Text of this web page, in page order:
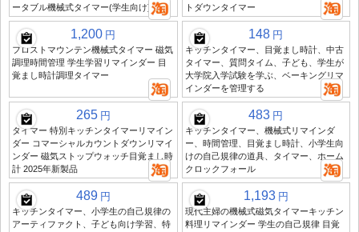
ータブル機械式タイマー(学生向け)
トダウンタイマー
1,200 円
フロストマウンテン機械式タイマー 磁気
調理時間管理 学生学習リマインダー 目
覚まし時計調理タイマー
148 円
キッチンタイマー、目覚まし時計、中古
タイマー、質問タイム、子ども、学生が
大学院入学試験を学ぶ、ベーキングリマ
インダーを管理する
265 円
タイマー 特別キッチンタイマーリマイン
ダー コマーシャルカウントダウンリマイ
ンダー 磁気ストップウォッチ目覚まし時
計 2025年新製品
483 円
キッチンタイマー、機械式リマインダ
ー、時間管理、目覚まし時計、小学生向
けの自己規律の道具、タイマー、ホーム
クロックフォール
489 円
キッチンタイマー、小学生の自己規律の
アーティファクト、子ども向け学習、特
1,193 円
現代主婦の機械式磁気タイマーキッチン
料理リマインダー 学生の自己規律 目覚